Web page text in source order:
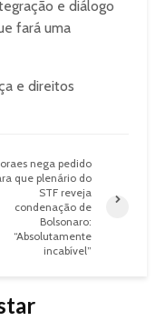
e diálogo
fará uma
e direitos
nega pedido
que plenário do
STF reveja
condenação de
Bolsonaro:
“Absolutamente
incabível”